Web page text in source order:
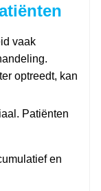
vaak
optreedt, kan
Patiënten
en